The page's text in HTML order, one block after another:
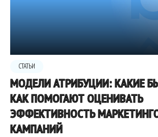
СТАТЬИ
МОДЕЛИ АТРИБУЦИИ: КАКИЕ
КАК ПОМОГАЮТ ОЦЕНИВАТЬ
ЭФФЕКТИВНОСТЬ
КАМПАНИЙ